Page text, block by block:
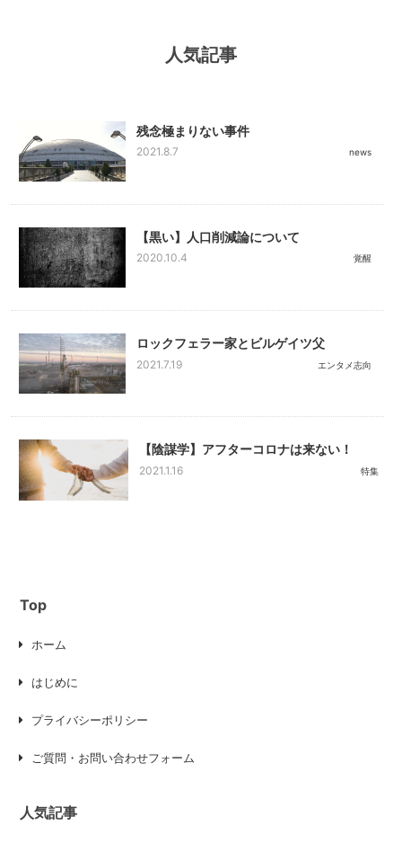
人気記事
残念極まりない事件
2021.8.7 news
【黒い】人口削減論について
2020.10.4 覚醒
ロックフェラー家とビルゲイツ父
2021.7.19 エンタメ志向
【陰謀学】アフターコロナは来ない！
2021.1.16 特集
Top
ホーム
はじめに
プライバシーポリシー
ご質問・お問い合わせフォーム
人気記事